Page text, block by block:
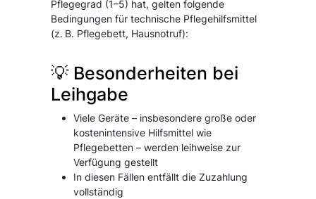
Pflegegrad (1–5) hat, gelten folgende
Bedingungen für technische Pflegehilfsmittel
(z. B. Pflegebett, Hausnotruf):
💡 Besonderheiten bei
Leihgabe
Viele Geräte – insbesondere große oder
kostenintensive Hilfsmittel wie
Pflegebetten – werden leihweise zur
Verfügung gestellt
In diesen Fällen entfällt die Zuzahlung
vollständig